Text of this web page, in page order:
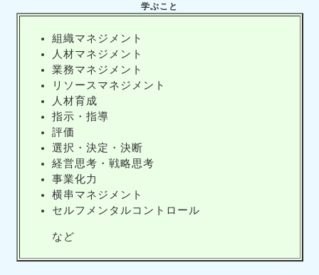
学ぶこと
組織マネジメント
人材マネジメント
業務マネジメント
リソースマネジメント
人材育成
指示・指導
評価
選択・決定・決断
経営思考・戦略思考
事業化力
横串マネジメント
セルフメンタルコントロール
など